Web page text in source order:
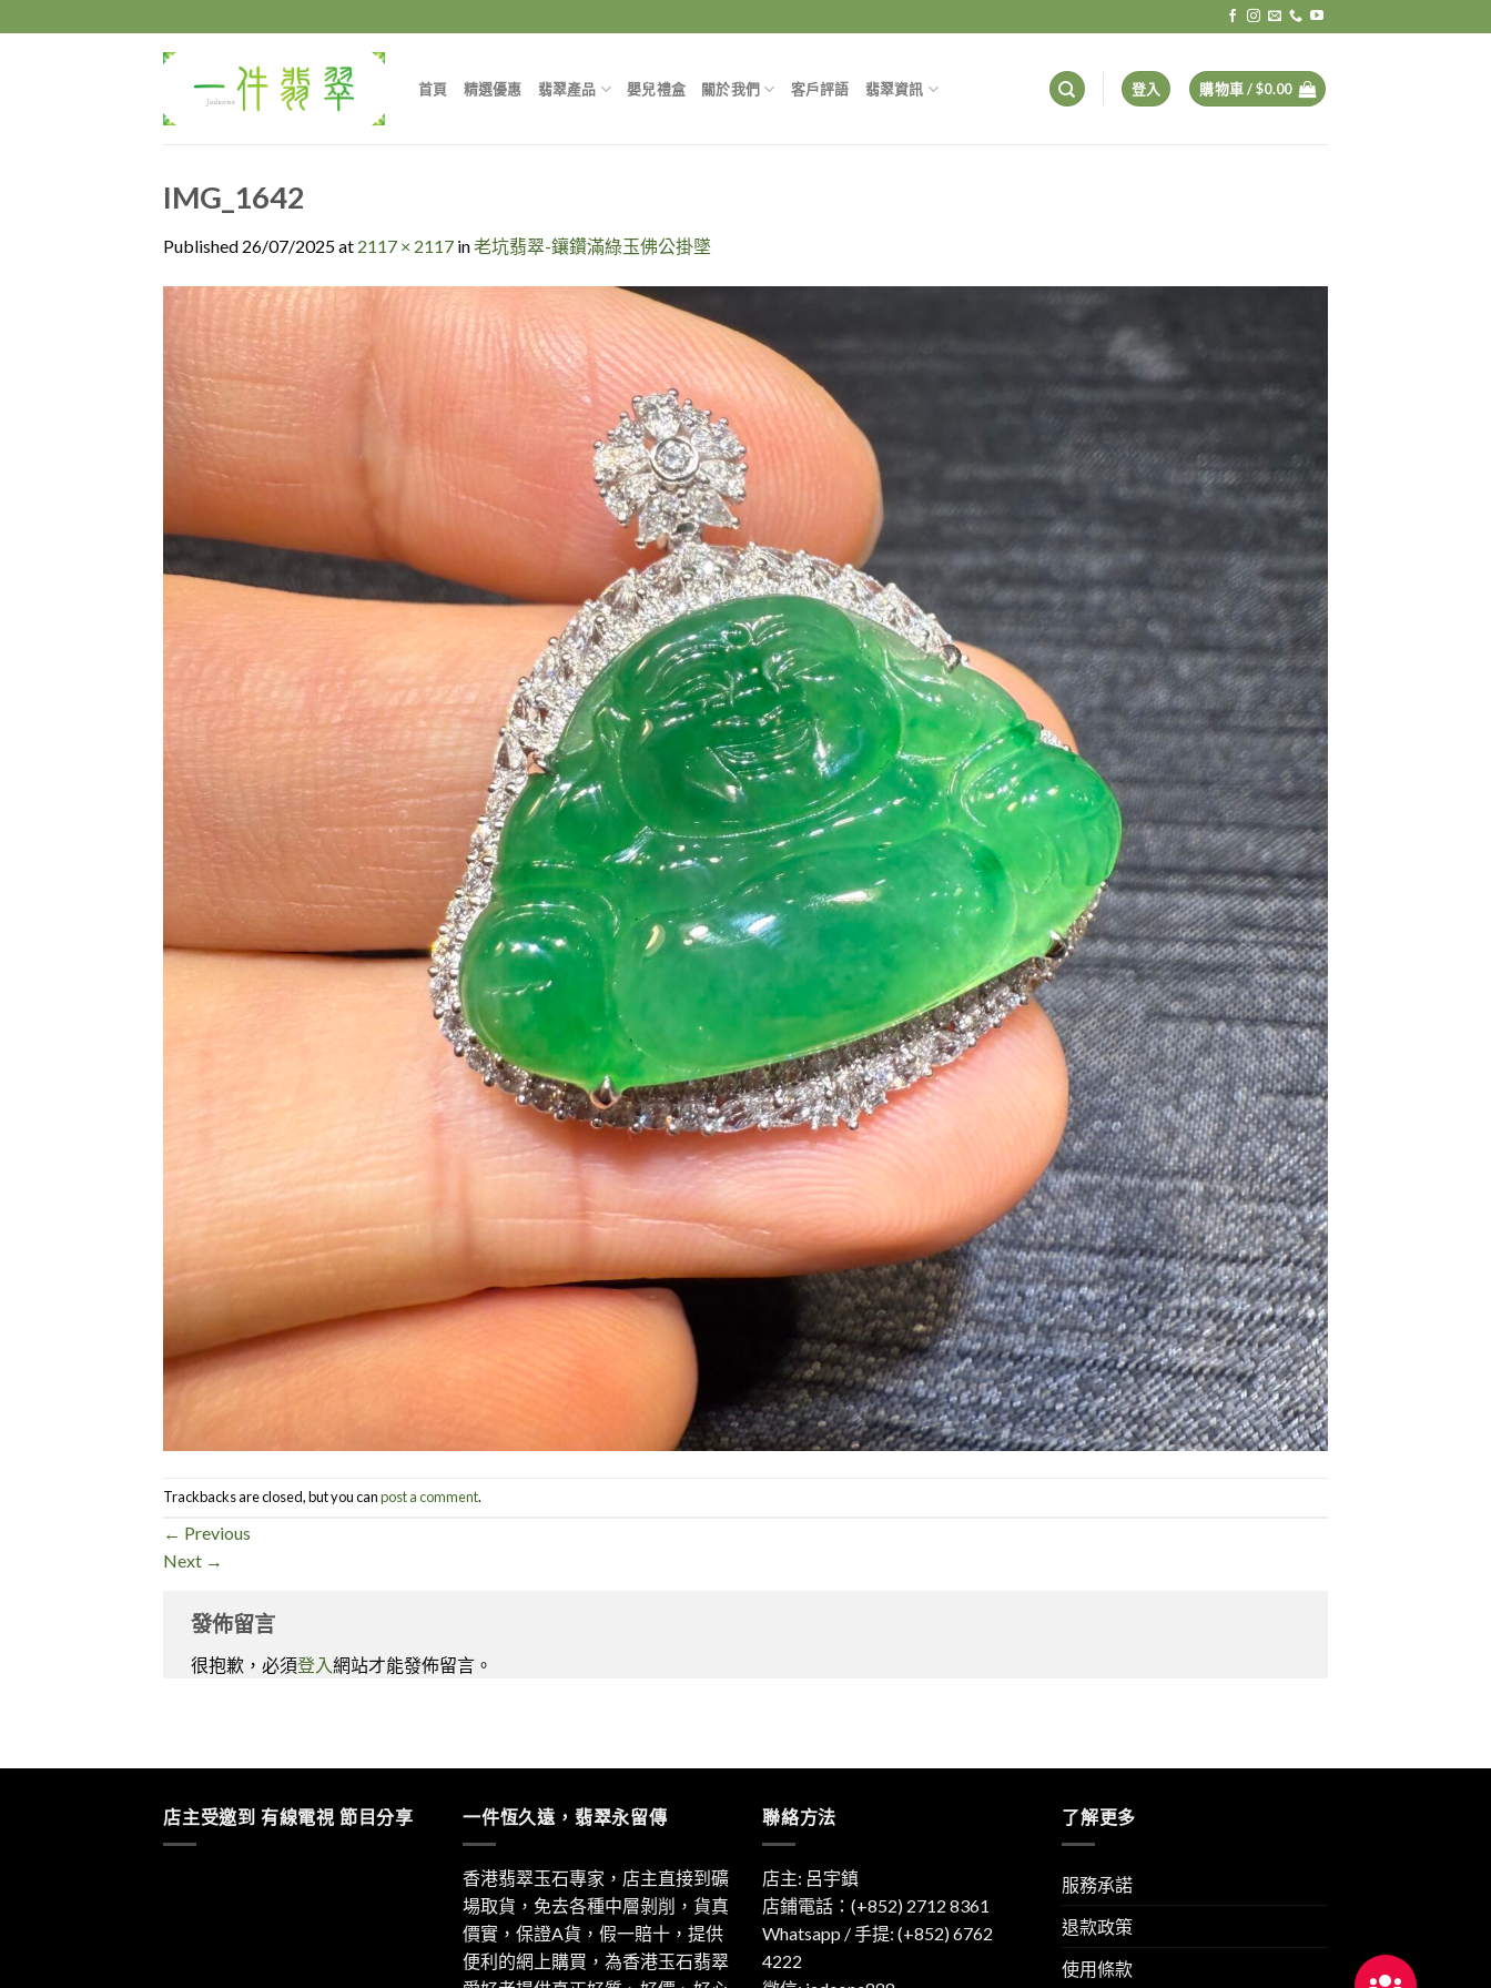
to
首頁 精選優惠 翡翠產品 嬰兒禮盒 關於我們 客戶評語 翡翠資訊 登入 購物車 /$0.00
IMG_1642
Published 26/07/2025at 2117 × 2117 in老坑翡翠-鑲鑽滿綠玉佛公掛墜
Trackbacks are closed, but you canpost a comment.
← Previous
Next →
發佈留言
很抱歉，必須登入網站才能發佈留言。
店主受邀到 有線電視 節目分享 一件恆久遠，翡翠永留傳
香港翡翠玉石專家，店主直接到礦
場取貨，免去各種中層剝削，貨真
價實，保證A貨，假一賠十，提供
便利的網上購買，為香港玉石翡翠
聯絡方法
店主: 呂宇鎮
店鋪電話：(+852) 2712 8361
Whatsapp / 手提: (+852) 6762
4222
了解更多
服務承諾
退款政策
使用條款